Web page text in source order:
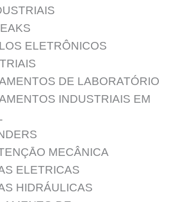
ELETRÔNICOS
DE LABORATÓRIO
INDUSTRIAIS EM
MECÂNICA
ELETRICAS
HIDRÁULICAS